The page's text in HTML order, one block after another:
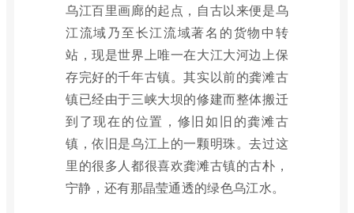
乌江百里画廊的起点，自古以来便是乌
江流域乃至长江流域著名的货物中转
站，现是世界上唯一在大江大河边上保
存完好的千年古镇。其实以前的龚滩古
镇已经由于三峡大坝的修建而整体搬迁
到了现在的位置，修旧如旧的龚滩古
镇，依旧是乌江上的一颗明珠。去过这
里的很多人都很喜欢龚滩古镇的古朴，
宁静，还有那晶莹通透的绿色乌江水。